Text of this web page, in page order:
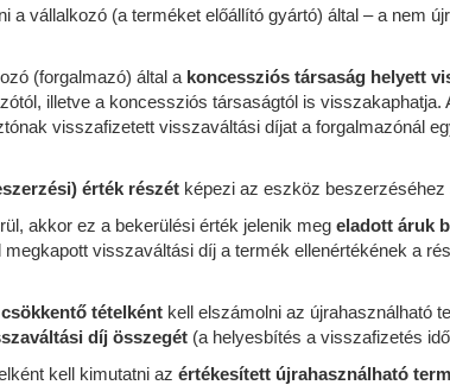
a vállalkozó (a terméket előállító gyártó) által – a nem
(forgalmazó) által a koncessziós társaság helyett
illetve a koncessziós társaságtól is
visszafizetett visszaváltási díjat a forgalmazónál
érték részét képezi az eszköz
akkor ez a bekerülési érték jelenik meg eladott áruk
visszaváltási díj a termék ellenértékének a
tételként kell elszámolni az újrahasználható
díj összegét (a helyesbítés a visszafizetés
kell kimutatni az értékesített újrahasználható